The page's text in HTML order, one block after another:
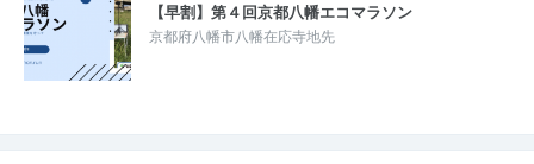
【早割】第４回京都八幡エコマラソン
京都府八幡市八幡在応寺地先